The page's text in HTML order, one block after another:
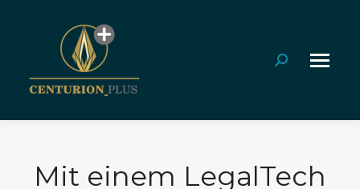
Search:
Mit einem LegalTech